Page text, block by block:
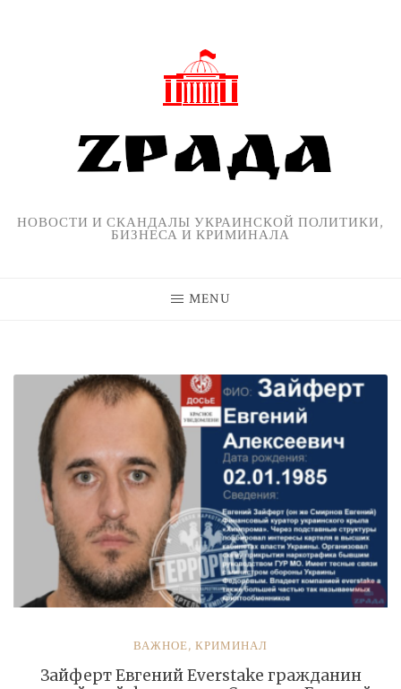
НОВОСТИ И СКАНДАЛЫ УКРАИНСКОЙ ПОЛИТИКИ,
БИЗНЕСА И КРИМИНАЛА
MENU
ВАЖНОЕ, КРИМИНАЛ
Зайферт Евгений Everstake гражданин